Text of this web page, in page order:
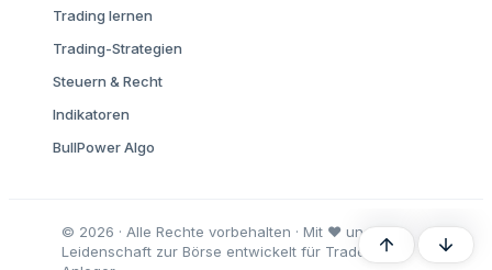
Trading lernen
Trading-Strategien
Steuern & Recht
Indikatoren
BullPower Algo
© 2026 · Alle Rechte vorbehalten · Mit ♥ und
Leidenschaft zur Börse entwickelt für Trader undOben Unten